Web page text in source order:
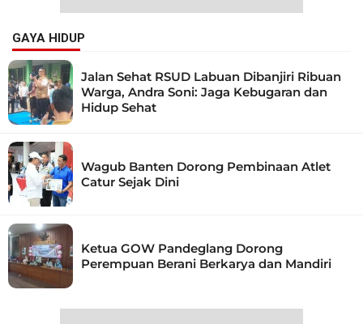
GAYA HIDUP
Jalan Sehat RSUD Labuan Dibanjiri Ribuan
Warga, Andra Soni: Jaga Kebugaran dan
Hidup Sehat
Wagub Banten Dorong Pembinaan Atlet
Catur Sejak Dini
Ketua GOW Pandeglang Dorong
Perempuan Berani Berkarya dan Mandiri